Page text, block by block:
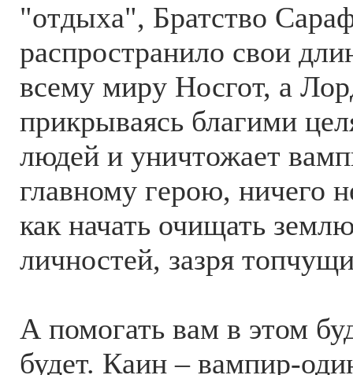
"отдыха", Братство
распространило свои
всему миру Носгот, а
прикрываясь благими
людей и уничтожает
главному герою, ничего
как начать очищать
личностей, зазря
А помогать вам в этом
будет. Каин – вампир-